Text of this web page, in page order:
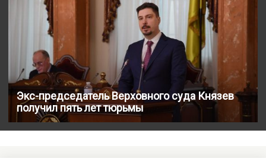
Экс-председатель Верховного суда Князев
получил пять лет тюрьмы